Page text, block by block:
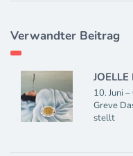
Verwandter Beitrag
10. Juni
Greve
stellt